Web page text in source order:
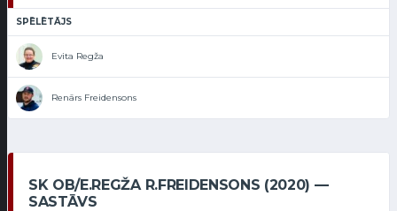
SPĒLĒTĀJS
Evita Regža
Renārs Freidensons
SK OB/E.REGŽA R.FREIDENSONS (2020) —
SASTĀVS